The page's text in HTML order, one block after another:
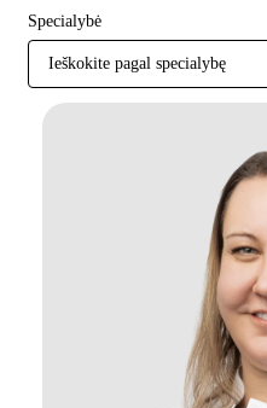
Specialybė
Ieškokite pagal specialybę